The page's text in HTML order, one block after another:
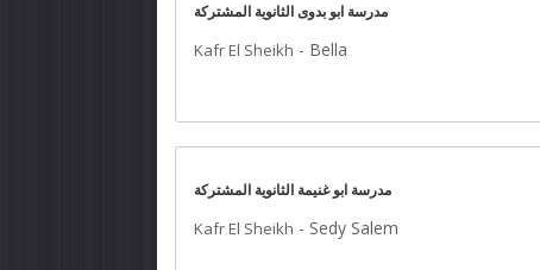
مدرسة ابو بدوى الثانوية المشتركة
Kafr El Sheikh - Bella
مدرسة ابو غنيمة الثانوية المشتركة
Kafr El Sheikh - Sedy Salem